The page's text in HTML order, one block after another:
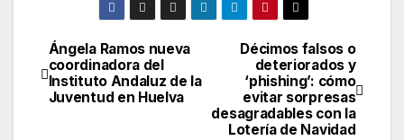
Navegación
de
Décimos falsos o
deteriorados y
‘phishing’: cómo
evitar sorpresas
desagradables con la
Lotería de Navidad
Ángela Ramos nueva
coordinadora del
Instituto Andaluz de la
Juventud en Huelva